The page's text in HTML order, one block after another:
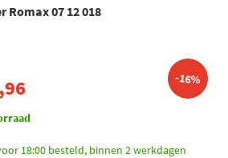
Romax 07 12 018
-16%
18:00 besteld, binnen 2 werkdagen